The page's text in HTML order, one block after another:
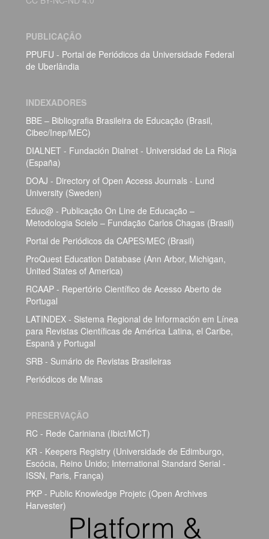
PUBLICAÇÃO
PPUFU - Portal de Periódicos da Universidade Federal
de Uberlândia
INDEXADORES
BBE – Bibliografia Brasileira de Educação (Brasil,
Cibec/Inep/MEC)
DIALNET - Fundación Dialnet - Universidad de La Rioja
(España)
DOAJ - Directory of Open Access Journals - Lund
University (Sweden)
Educ@ - Publicação On Line de Educação –
Metodologia Scielo – Fundação Carlos Chagas (Brasil)
Portal de Periódicos da CAPES/MEC (Brasil)
ProQuest Education Database (Ann Arbor, Michigan,
United States of America)
RCAAP - Repertório Científico de Acesso Aberto de
Portugal
LATINDEX - Sistema Regional de Información em Línea
para Revistas Científicas de América Latina, el Caribe,
Espanã y Portugal
SRB - Sumário de Revistas Brasileiras
Periódicos de Minas
PRESERVAÇÃO
RC - Rede Cariniana (Ibict/MCT)
KR - Keepers Registry (Universidade de Edimburgo,
Escócia, Reino Unido; International Standard Serial -
ISSN, Paris, França)
PKP - Public Knowledge Projetc (Open Archives
Harvester)